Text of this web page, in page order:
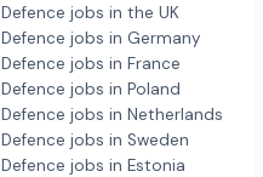
Defence jobs in the UK
Defence jobs in Germany
Defence jobs in France
Defence jobs in Poland
Defence jobs in Netherlands
Defence jobs in Sweden
Defence jobs in Estonia